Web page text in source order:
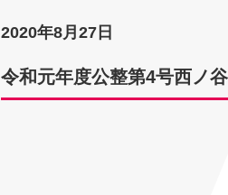
2020年8月27日
令和元年度公整第4号西ノ